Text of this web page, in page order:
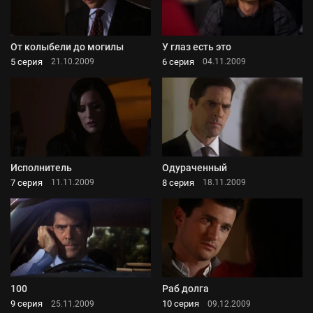
От колыбели до могилы
5 серия 21.10.2009
У глаз есть это
6 серия 04.11.2009
Исполнитель
7 серия 11.11.2009
Одураченный
8 серия 18.11.2009
100
9 серия 25.11.2009
Раб долга
10 серия 09.12.2009